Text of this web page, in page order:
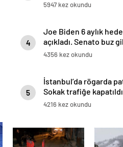
5947 kez okundu
4
Joe Biden 6 aylık
açıkladı. Senato buz
4356 kez okundu
5
İstanbul’da rögarda
Sokak trafiğe kapatıldı
4216 kez okundu